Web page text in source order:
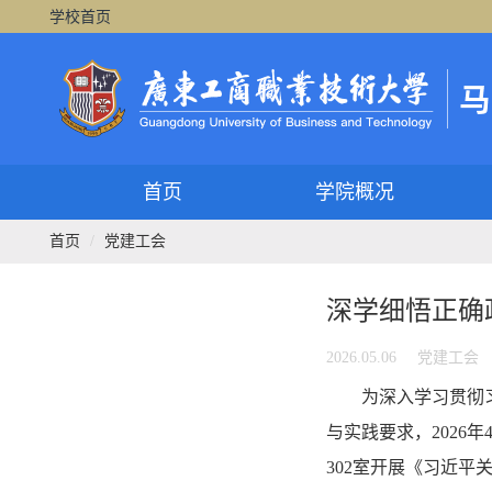
学校首页
首页 学院概况
首页 党建工会
深学细悟正
2026.05.06 党建工会
为深入学习贯彻
与实践要求，2026
302室开展《习近平